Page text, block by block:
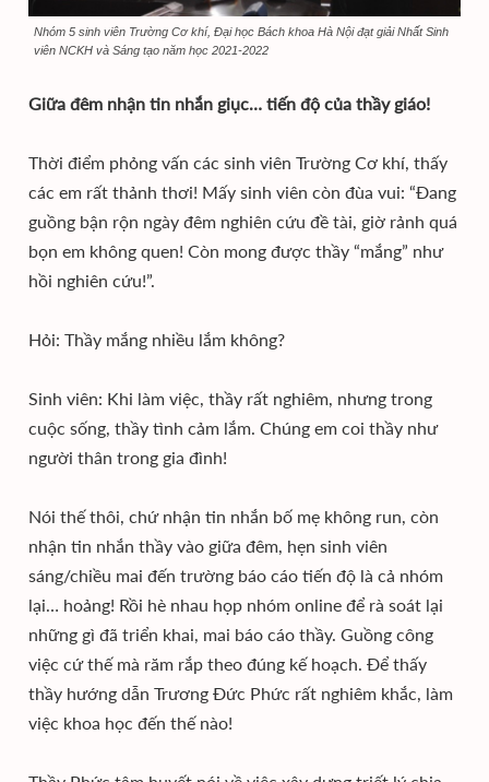
Nhóm 5 sinh viên Trường Cơ khí, Đại học Bách khoa Hà Nội đạt giải Nhất Sinh
viên NCKH và Sáng tạo năm học 2021-2022
Giữa đêm nhận tin nhắn giục… tiến độ của thầy giáo!
Thời điểm phỏng vấn các sinh viên Trường Cơ khí, thấy
các em rất thảnh thơi! Mấy sinh viên còn đùa vui: “Đang
guồng bận rộn ngày đêm nghiên cứu đề tài, giờ rảnh quá
bọn em không quen! Còn mong được thầy “mắng” như
hồi nghiên cứu!”.
Hỏi: Thầy mắng nhiều lắm không?
Sinh viên: Khi làm việc, thầy rất nghiêm, nhưng trong
cuộc sống, thầy tình cảm lắm. Chúng em coi thầy như
người thân trong gia đình!
Nói thế thôi, chứ nhận tin nhắn bố mẹ không run, còn
nhận tin nhắn thầy vào giữa đêm, hẹn sinh viên
sáng/chiều mai đến trường báo cáo tiến độ là cả nhóm
lại… hoảng! Rồi hè nhau họp nhóm online để rà soát lại
những gì đã triển khai, mai báo cáo thầy. Guồng công
việc cứ thế mà răm rắp theo đúng kế hoạch. Để thấy
thầy hướng dẫn Trương Đức Phức rất nghiêm khắc, làm
việc khoa học đến thế nào!